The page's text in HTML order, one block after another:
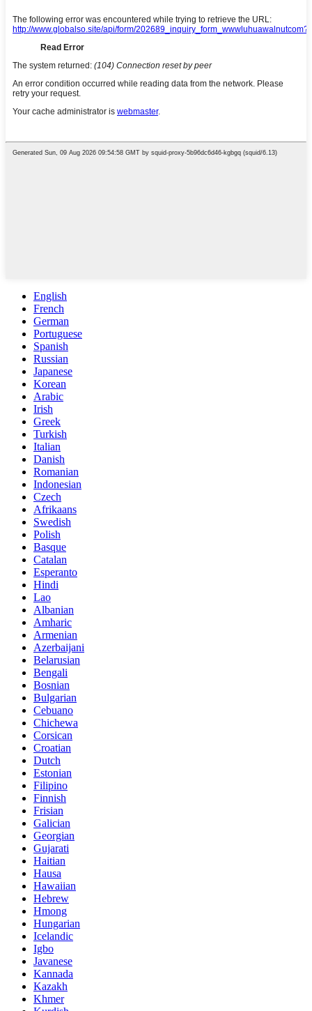
English
French
German
Portuguese
Spanish
Russian
Japanese
Korean
Arabic
Irish
Greek
Turkish
Italian
Danish
Romanian
Indonesian
Czech
Afrikaans
Swedish
Polish
Basque
Catalan
Esperanto
Hindi
Lao
Albanian
Amharic
Armenian
Azerbaijani
Belarusian
Bengali
Bosnian
Bulgarian
Cebuano
Chichewa
Corsican
Croatian
Dutch
Estonian
Filipino
Finnish
Frisian
Galician
Georgian
Gujarati
Haitian
Hausa
Hawaiian
Hebrew
Hmong
Hungarian
Icelandic
Igbo
Javanese
Kannada
Kazakh
Khmer